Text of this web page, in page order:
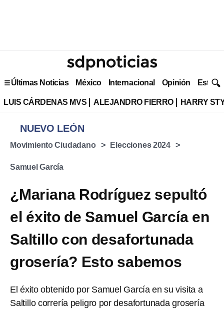
Últimas Noticias México Internacional Opinión Estilo
LUIS CÁRDENAS MVS ALEJANDRO FIERRO HARRY
NUEVO LEÓN
Movimiento Ciudadano Elecciones 2024
Samuel García
¿Mariana Rodríguez sepultó
el éxito de Samuel García en
Saltillo con desafortunada
grosería? Esto sabemos
El éxito obtenido por Samuel García en su visita a
Saltillo correría peligro por desafortunada grosería